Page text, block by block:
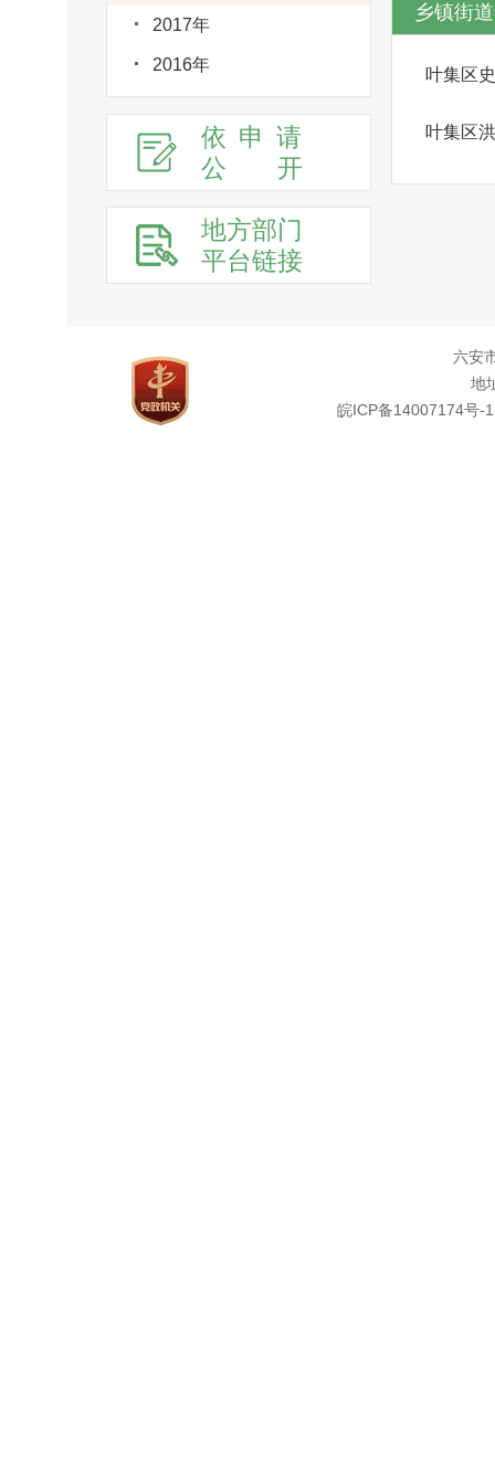
2017年
2016年
依申请
公
开
地方部门
平台链接
乡镇街
叶集区
叶集区
六安
地
皖ICP备14007174号-1